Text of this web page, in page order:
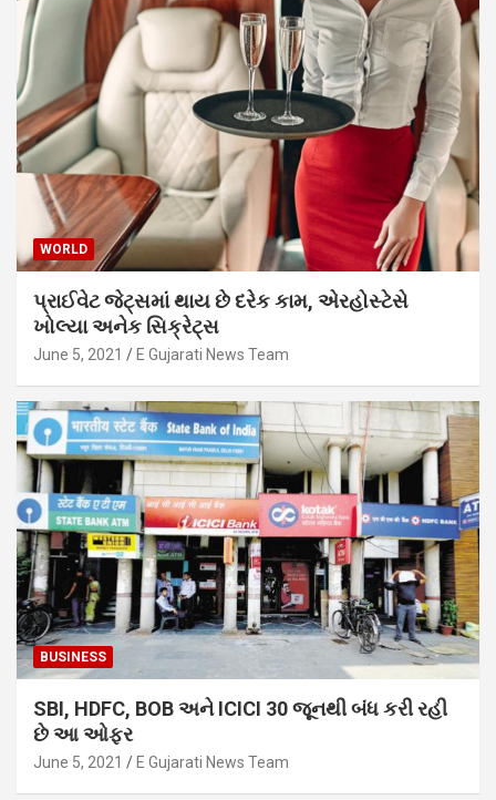
WORLD
પ્રાઈવેટ જેટ્સમાં થાય છે દરેક કામ, એરહોસ્ટેસે
ખોલ્યા અનેક સિક્રેટ્સ
June 5, 2021 E Gujarati News Team
BUSINESS
SBI, HDFC, BOB અને ICICI 30 જૂનથી બંધ કરી રહી
છે આ ઓફર
June 5, 2021 E Gujarati News Team